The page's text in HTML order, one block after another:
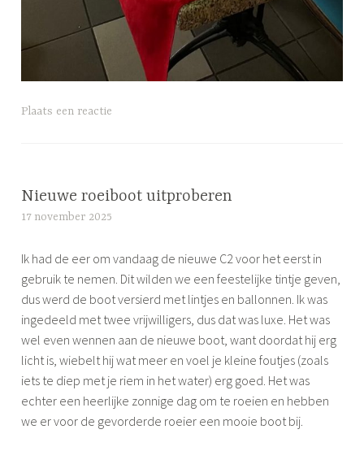
G
g
g
d
r
o
e
i
e
n
Plaats een reactie
Nieuwe roeiboot uitproberen
17 november 2025
m
o
n
e
Ik had de eer om vandaag de nieuwe C2 voor het eerst in
gebruik te nemen. Dit wilden we een feestelijke tintje geven,
dus werd de boot versierd met lintjes en ballonnen. Ik was
ingedeeld met twee vrijwilligers, dus dat was luxe. Het was
wel even wennen aan de nieuwe boot, want doordat hij erg
licht is, wiebelt hij wat meer en voel je kleine foutjes (zoals
iets te diep met je riem in het water) erg goed. Het was
echter een heerlijke zonnige dag om te roeien en hebben
we er voor de gevorderde roeier een mooie boot bij.